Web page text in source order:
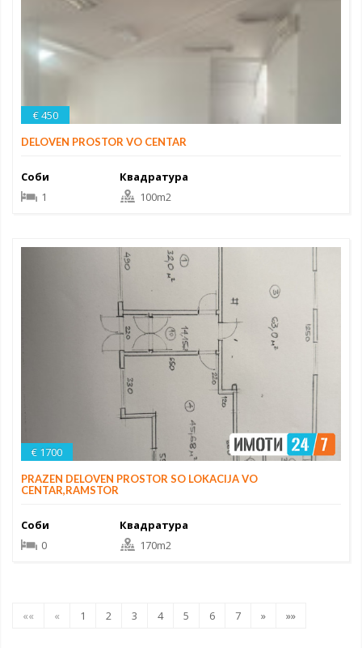
€ 450
DELOVEN PROSTOR VO CENTAR
Соби
1
Квадратура
100m2
€ 1700
PRAZEN DELOVEN PROSTOR SO LOKACIJA VO
CENTAR,RAMSTOR
Соби
0
Квадратура
170m2
«« « 1 2 3 4 5 6 7 » »»